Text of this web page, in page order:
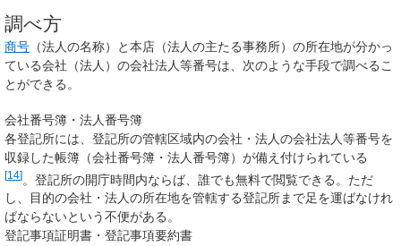
調べ方
商号 （法人の名称）と本店（法人の主たる事務所）の所在地が分かっ
ている会社（法人）の会社法人等番号は、次のような手段で調べるこ
とができる。
会社番号簿・法人番号簿
各登記所には、登記所の管轄区域内の会社・法人の会社法人等番号を
収録した帳簿（会社番号簿・法人番号簿）が備え付けられている
[14]。登記所の開庁時間内ならば、誰でも無料で閲覧できる。ただ
し、目的の会社・法人の所在地を管轄する登記所まで足を運ばなけれ
ばならないという不便がある。
登記事項証明書・登記事項要約書